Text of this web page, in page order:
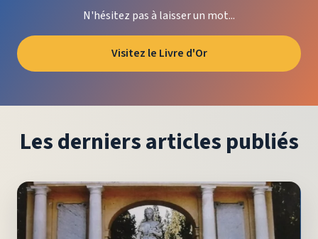
N'hésitez pas à laisser un mot...
Visitez le Livre d'Or
Les derniers articles publiés